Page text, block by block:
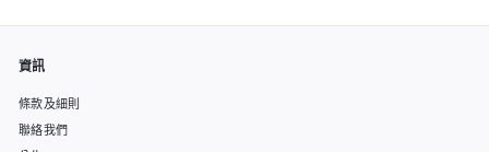
資訊
條款及細則
聯絡我們